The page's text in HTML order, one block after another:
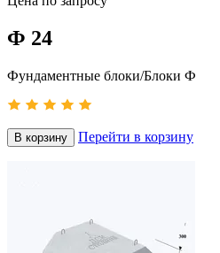
Ф 24
Фундаментные блоки/Блоки Ф
В корзину Перейти в корзину